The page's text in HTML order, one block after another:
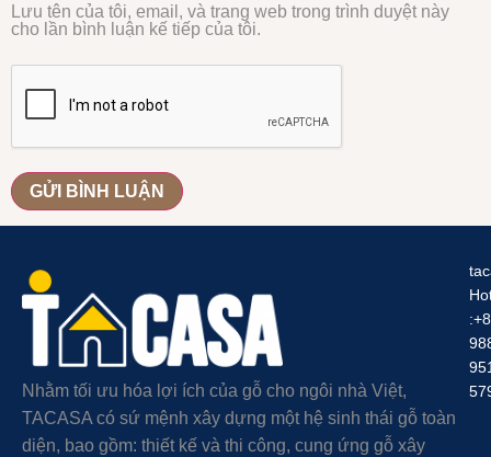
Lưu tên của tôi, email, và trang web trong trình duyệt này
cho lần bình luận kế tiếp của tôi.
Nhằm tối ưu hóa lợi ích của gỗ cho ngôi nhà Việt,
TACASA có sứ mệnh xây dựng một hệ sinh thái gỗ toàn
diện, bao gồm: thiết kế và thi công, cung ứng gỗ xây